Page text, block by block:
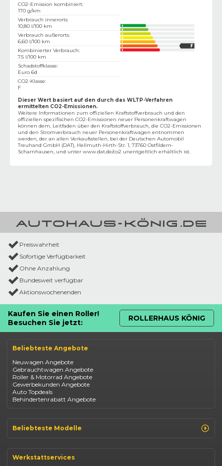
CO2-Emission kombiniert:
170 g/km
Verbrauch innerorts:
10,80 l/100 km
Verbrauch außerorts:
6,60 l/100 km
Kombinierter Verbrauch:
7.5 l/100 km
Schadstoffklasse:
Euro 6d
CO2-Klasse:
F
Dieser Wert basiert auf den durch das WLTP-Verfahren
ermittelten CO2-Emissionen.
Weitere Informationen zum offiziellen Kraftstoffverbrauch und den
offiziellen spezifischen CO2-Emissionen neuer Personenkraftwagen
können dem‚ Leitfaden über den Kraftstoffverbrauch, die CO2-Emissionen
und den Stromverbrauch neuer Personenkraftwagen entnommen
werden, der an allen Verkaufsstellen, bei der Deutschen Automobil
Treuhand GmbH (DAT), Hellmuth-Hirth-Str. 1, 73760 Ostfildern-
Scharnhausen, und unter www.dat.de/co2 unentgeltlich erhältlich ist.
Preiswahrheit
Sofortige Verfügbarkeit
Ohne Anzahlung
Bundesweit verfügbar
Aktionswochenenden
Kaufen Sie einen Roller!
Besuchen Sie jetzt:
ROLLERHAUS KÖNIG
Beliebteste Angebote
Neuwagen Angebote
Gebrauchtwagen Angebote
Roller & Motorrad Angebote
Gewerbekunden Angebote
Auto Topdeals
Behindertenrabatt Angebote
Beliebteste Modelle
Opel Corsa
Werkstattservices